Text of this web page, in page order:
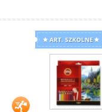
ART. SZKOLNE